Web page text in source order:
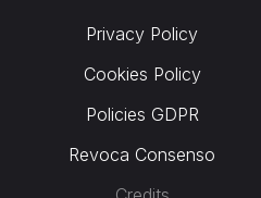
Privacy Policy
Cookies Policy
Policies GDPR
Revoca Consenso